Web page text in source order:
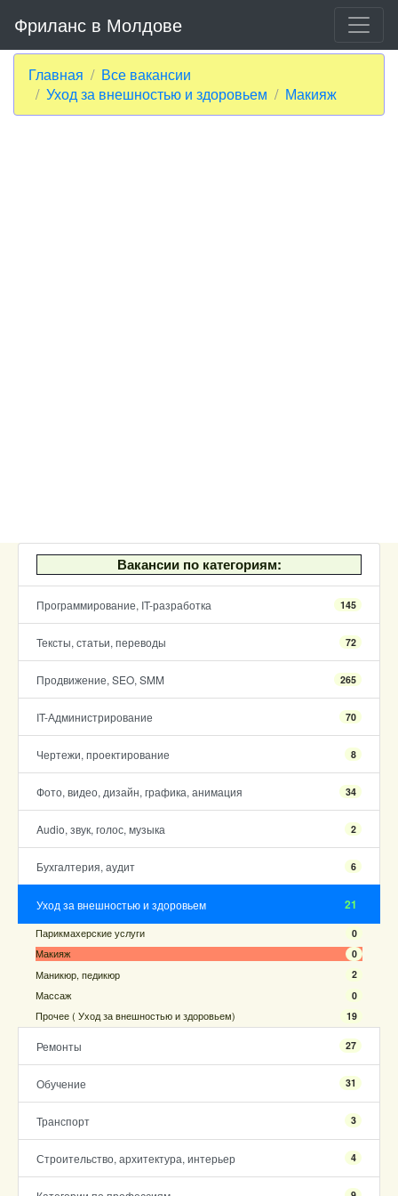
Фриланс в Молдове
Главная
Все вакансии
Уход за внешностью и здоровьем
Макияж
Вакансии по категориям:
Программирование, IT-разработка 145
Тексты, статьи, переводы 72
Продвижение, SEO, SMM 265
IT-Администрирование 70
Чертежи, проектирование 8
Фото, видео, дизайн, графика, анимация 34
Audio, звук, голос, музыка 2
Бухгалтерия, аудит 6
Уход за внешностью и здоровьем 21
Парикмахерские услуги 0
Макияж 0
Маникюр, педикюр 2
Массаж 0
Прочее ( Уход за внешностью и здоровьем) 19
Ремонты 27
Обучение 31
Транспорт 3
Строительство, архитектура, интерьер 4